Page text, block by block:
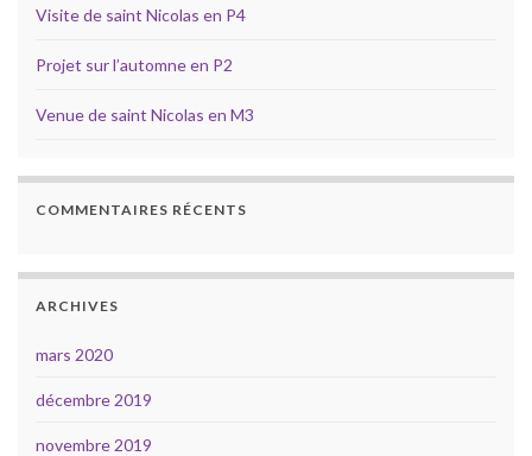
Visite de saint Nicolas en P4
Projet sur l’automne en P2
Venue de saint Nicolas en M3
COMMENTAIRES RÉCENTS
ARCHIVES
mars 2020
décembre 2019
novembre 2019